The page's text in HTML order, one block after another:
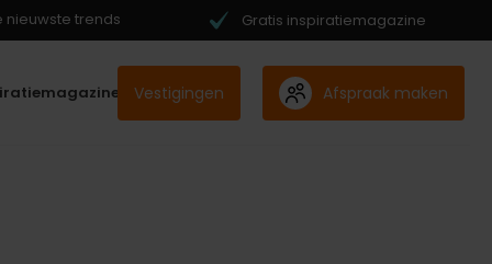
nieuwste trends Gratis inspiratiemagazine
Vestigingen Afspraak maken